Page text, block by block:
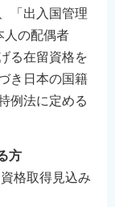
「出入国管理
人の配偶者
る在留資格を
き日本の国籍
例法に定める
方
格取得見込み